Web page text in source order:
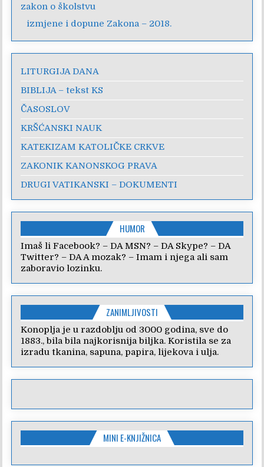
zakon o školstvu
izmjene i dopune Zakona – 2018.
LITURGIJA DANA
BIBLIJA – tekst KS
ČASOSLOV
KRŠĆANSKI NAUK
KATEKIZAM KATOLIČKE CRKVE
ZAKONIK KANONSKOG PRAVA
DRUGI VATIKANSKI – DOKUMENTI
HUMOR
Imaš li Facebook? – DA MSN? – DA Skype? – DA
Twitter? – DA A mozak? – Imam i njega ali sam
zaboravio lozinku.
ZANIMLJIVOSTI
Konoplja je u razdoblju od 3000 godina, sve do
1883., bila bila najkorisnija biljka. Koristila se za
izradu tkanina, sapuna, papira, lijekova i ulja.
MINI E-KNJIŽNICA